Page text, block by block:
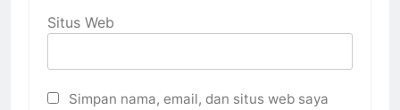
Situs Web
Simpan nama, email, dan situs web saya